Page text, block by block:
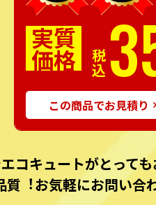
実質
価格 税込
この商品でお見積り
コキュートがとって
︕お気軽にお問い合